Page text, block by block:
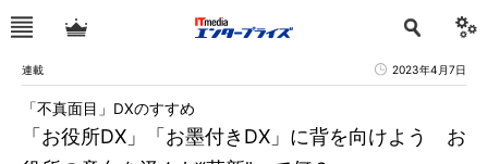
連載 2023年4月7日
「お役所DX」「お墨付きDX」に背を向けよう お
「不真面目」DXのすすめ